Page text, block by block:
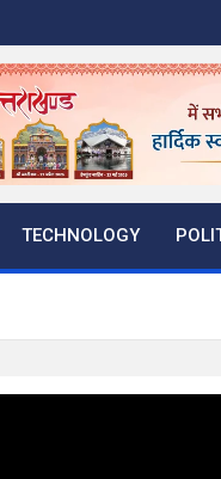
TECHNOLOGY